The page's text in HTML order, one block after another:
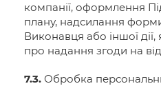
компанії, оформлення
плану, надсилання
Виконавця або іншої
про надання згоди на
7.3. Обробка